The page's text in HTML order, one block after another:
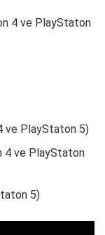
4 ve PlayStaton
ve PlayStaton 5)
4 ve PlayStaton
5)